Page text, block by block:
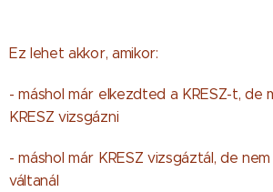
Ez lehet akkor, amikor:
- máshol már elkezdted a KRESZ-t, de
KRESZ vizsgázni
- máshol már KRESZ vizsgáztál, de
váltanál